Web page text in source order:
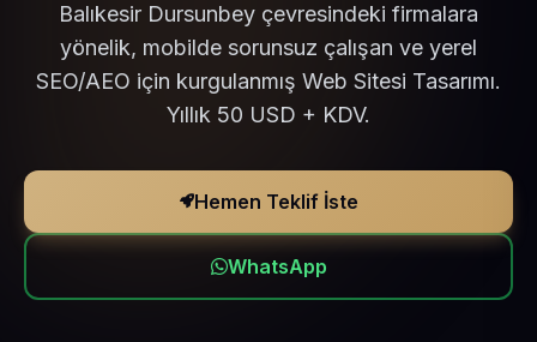
Balıkesir Dursunbey çevresindeki firmalara
yönelik, mobilde sorunsuz çalışan ve yerel
SEO/AEO için kurgulanmış Web Sitesi Tasarımı.
Yıllık 50 USD + KDV.
Hemen Teklif İste
WhatsApp